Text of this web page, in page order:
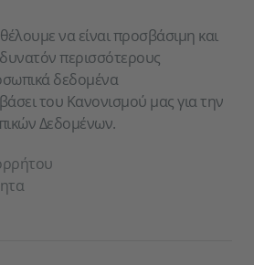
να είναι προσβάσιμη και
περισσότερους
δεδομένα
του Κανονισμού μας για την
Δεδομένων.